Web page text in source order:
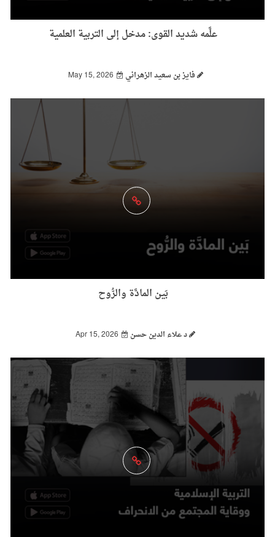
علَّمه شديد القوى: مدخل إلى التربية العلمية
فايز بن سعيد الزهراني May 15, 2026
بَين المادَّة والرُّوح
د علاء الدين حسن Apr 15, 2026